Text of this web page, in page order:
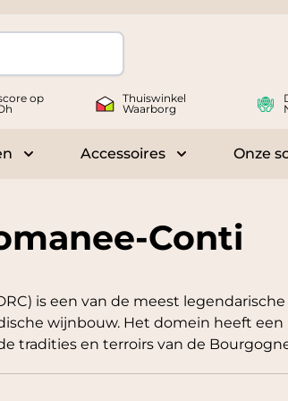
op
Thuiswinkel
Waarborg
Geschenken
Toggle submenu for Delicatessen
Accessoires
Toggle
Onze
Conti
is een van de meest
wijnbouw. Het domein heeft
tradities en terroirs van de